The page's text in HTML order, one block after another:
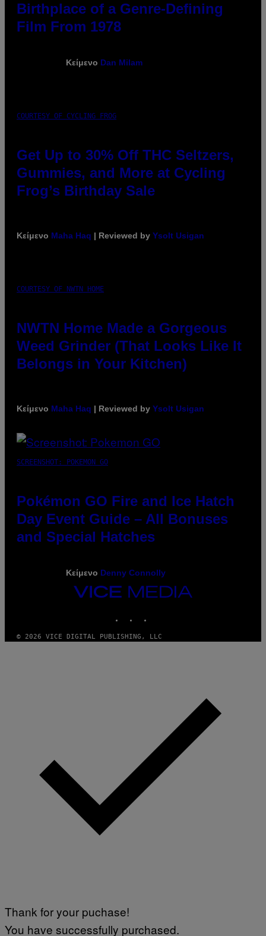
Birthplace of a Genre-Defining
Film From 1978
Κείμενο Dan Milam
COURTESY OF CYCLING FROG
Get Up to 30% Off THC Seltzers,
Gummies, and More at Cycling
Frog’s Birthday Sale
Κείμενο Maha Haq | Reviewed by Ysolt Usigan
COURTESY OF NWTN HOME
NWTN Home Made a Gorgeous
Weed Grinder (That Looks Like It
Belongs in Your Kitchen)
Κείμενο Maha Haq | Reviewed by Ysolt Usigan
SCREENSHOT: POKEMON GO
Pokémon GO Fire and Ice Hatch
Day Event Guide – All Bonuses
and Special Hatches
Κείμενο Denny Connolly
VICE
© 2026 VICE DIGITAL PUBLISHING, LLC
Thank for your puchase!
You have successfully purchased.